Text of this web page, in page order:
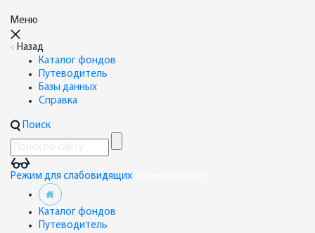
Меню
Назад
Каталог фондов
Путеводитель
Базы данных
Справка
Поиск
Режим для слабовидящих
Каталог фондов
Путеводитель